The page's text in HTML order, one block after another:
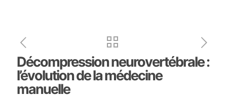
Décompression neurovertébrale :
l’évolution de la médecine
manuelle